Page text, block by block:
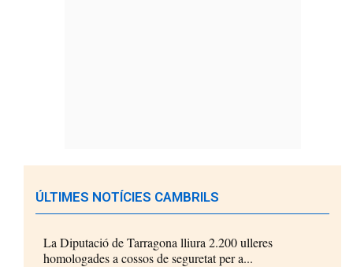
ÚLTIMES NOTÍCIES CAMBRILS
La Diputació de Tarragona lliura 2.200 ulleres
homologades a cossos de seguretat per a...